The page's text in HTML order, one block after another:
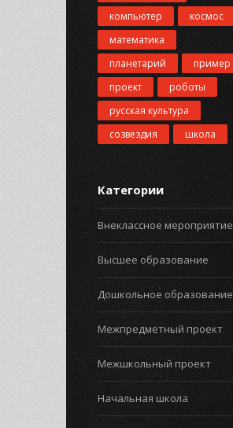
компьютер
космос
математика
планетарий
пример
проект
роботы
русская культура
созвездия
школа
Категории
Внеклассное мероприятие
Высшее образование
Дошкольное образование
Межпредметный проект
Межшкольный проект
Начальная школа